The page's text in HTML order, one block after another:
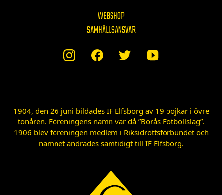
WEBSHOP
SAMHÄLLSANSVAR
1904, den 26 juni bildades IF Elfsborg av 19 pojkar i övre
tonåren. Föreningens namn var då ”Borås Fotbollslag”.
1906 blev föreningen medlem i Riksidrottsförbundet och
namnet ändrades samtidigt till IF Elfsborg.